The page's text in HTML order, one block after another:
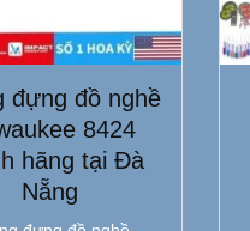
đựng đồ nghề
8424
hãng tại Đà
Nẵng